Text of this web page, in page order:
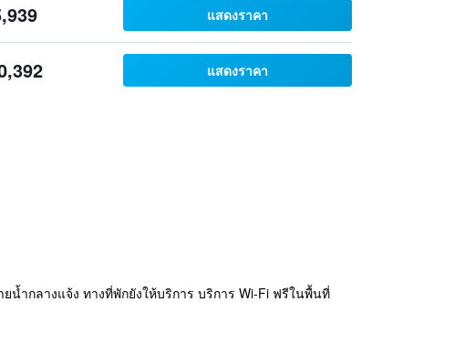
แสดงราคา
แสดงราคา
ำกลางแจ้ง ทางที่พักยังให้บริการ บริการ Wi-Fi ฟรีในพื้นที่